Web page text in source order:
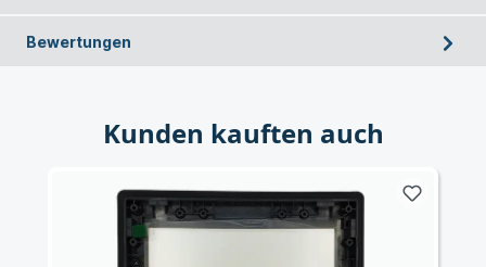
Kunden kauften auch
Bewertungen